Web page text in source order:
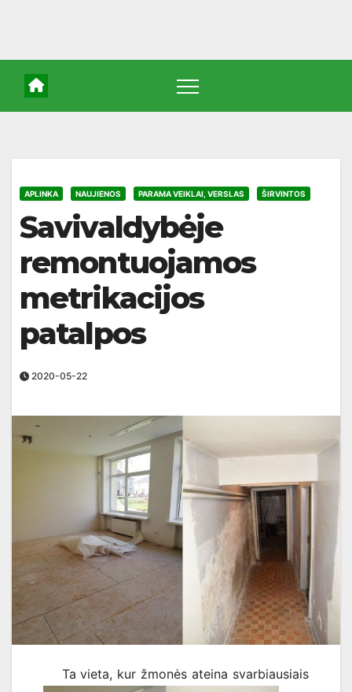
APLINKA NAUJIENOS PARAMA VEIKLAI, VERSLAS ŠIRVINTOS
Savivaldybėje
remontuojamos
metrikacijos
patalpos
2020-05-22
Ta vieta, kur žmonės ateina svarbiausiais